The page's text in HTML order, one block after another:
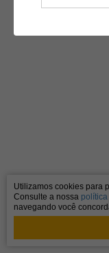
Utilizamos cookies para
Consulte a nossa
navegando você